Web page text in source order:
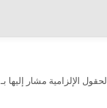
الحقول الإلزامية مشار إليها بـ